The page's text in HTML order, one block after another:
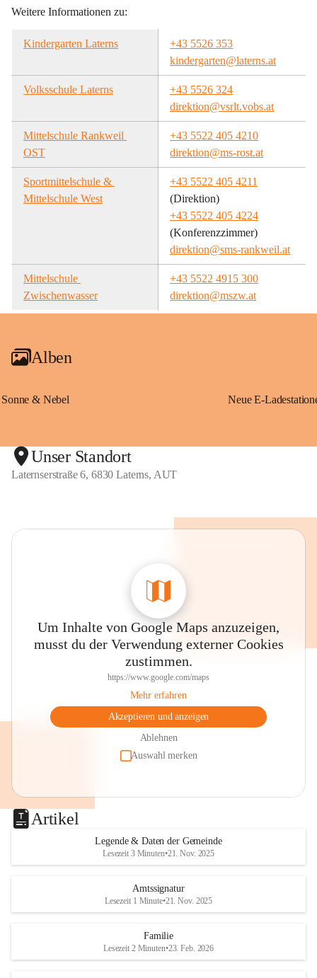
Weitere Informationen zu:
Kindergarten Laterns
+43 5526 353
kindergarten@laterns.at
Volksschule Laterns
+43 5526 324
direktion@vsrlt.vobs.at
Mittelschule Rankweil
OST
+43 5522 405 4210
direktion@ms-rost.at
Sportmittelschule &
Mittelschule West
+43 5522 405 4211
(Direktion)
+43 5522 405 4224
(Konferenzzimmer)
direktion@sms-rankweil.at
Mittelschule
Zwischenwasser
+43 5522 4915 300
direktion@mszw.at
Alben
Sonne & Nebel
Unser Standort
Laternserstraße 6, 6830 Laterns, AUT
Um Inhalte von Google Maps anzuzeigen,
musst du der Verwendung externer Cookies
zustimmen.
https://www.google.com/maps
Mehr erfahren
Akzeptieren und anzeigen
Ablehnen
Auswahl merken
Artikel
Legende & Daten der Gemeinde
Lesezeit 3 Minuten•21. Nov. 2025
Amtssignatur
Lesezeit 1 Minute•21. Nov. 2025
Familie
Lesezeit 2 Minuten•23. Feb. 2026